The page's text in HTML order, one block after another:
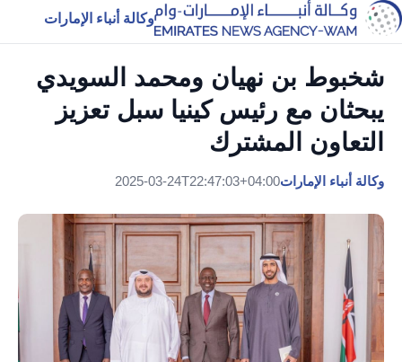
وكالة أنباء الإمارات
شخبوط بن نهيان ومحمد السويدي
يبحثان مع رئيس كينيا سبل تعزيز
التعاون المشترك
وكالة أنباء الإمارات2025-03-24T22:47:03+04:00